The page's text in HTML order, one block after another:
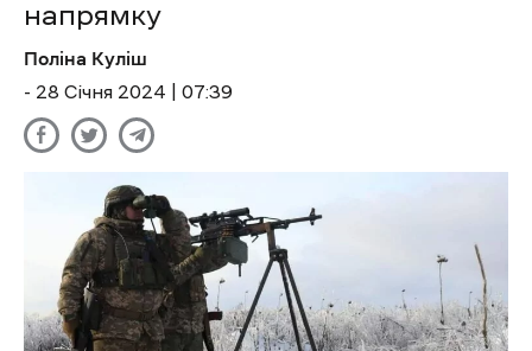
напрямку
Поліна Куліш
- 28 Січня 2024 | 07:39